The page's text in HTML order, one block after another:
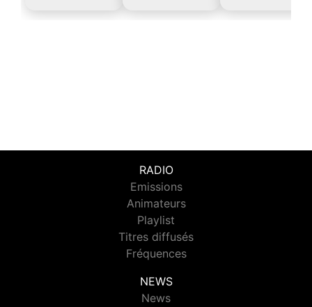
RADIO
Emissions
Animateurs
Playlist
Titres diffusés
Fréquences
NEWS
News